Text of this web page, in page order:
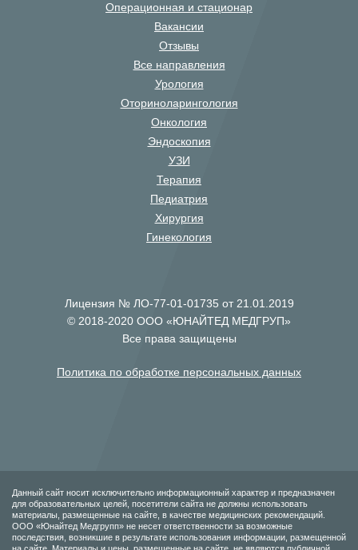
Операционная и стационар
Вакансии
Отзывы
Все направления
Урология
Оториноларингология
Онкология
Эндоскопия
УЗИ
Терапия
Педиатрия
Хирургия
Гинекология
Лицензия № ЛО-77-01-01735 от 21.01.2019
© 2018-2020 ООО «ЮНАЙТЕД МЕДГРУП»
Все права защищены
Политика по обработке персональных данных
Данный сайт носит исключительно информационный характер и предназначен
для образовательных целей, посетители сайта не должны использовать
материалы, размещенные на сайте, в качестве медицинских рекомендаций.
ООО «Юнайтед Медгрупп» не несет ответственности за возможные
последствия, возникшие в результате использования информации, размещенной